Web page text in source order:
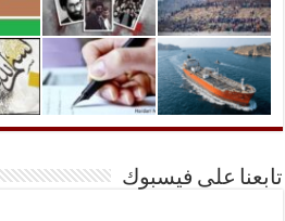
تابعنا على فيسبوك